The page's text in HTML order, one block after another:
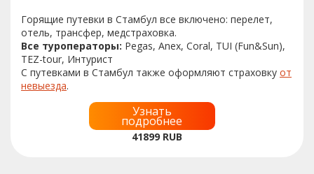
Горящие путевки в Стамбул все включено: перелет,
отель, трансфер, медстраховка.
Все туроператоры: Pegas, Anex, Coral, TUI (Fun&Sun),
TEZ-tour, Интурист
С путевками в Стамбул также оформляют страховку от
невыезда.
Узнать
подробнее
41899 RUB